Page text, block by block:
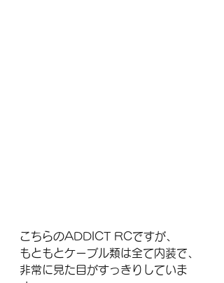
こちらのADDICT RCですが、
もともとケーブル類は全て内装で、
非常に見た目がすっきりしていま